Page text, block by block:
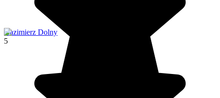
Kazimierz Dolny
5